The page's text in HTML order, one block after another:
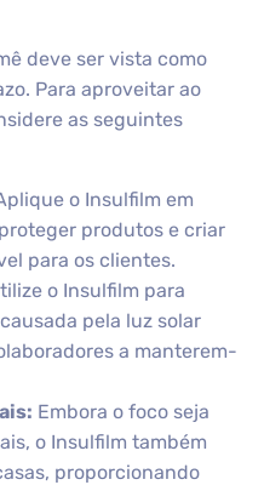
deve ser vista como
Para aproveitar ao
as seguintes
o Insulfilm em
produtos e criar
para os clientes.
o Insulfilm para
pela luz solar
a manterem-
Embora o foco seja
o Insulfilm também
proporcionando